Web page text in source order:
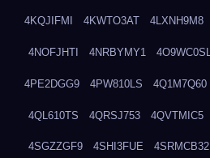
4KQJIFMI 4KWTO3AT 4LXNH9M8
4NOFJHTI 4NRBYMY1 4O9WC0SL
4PE2DGG9 4PW810LS 4Q1M7Q60
4QL610TS 4QRSJ753 4QVTMIC5
4SGZZGF9 4SHI3FUE 4SRMCB32